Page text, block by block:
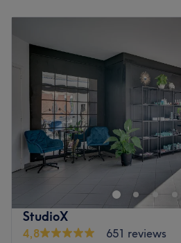
Donderdag
Vrijdag
Zaterdag
Zondag
Liza Hair Salon in Merksem is
beautysalon met meer dan 20
terechtkunt voor haarverzorging
beautybehandelingen. In de
vriendelijke sfeer waar
professionaliteit centraal staan.
StudioX
4,8
651 reviews